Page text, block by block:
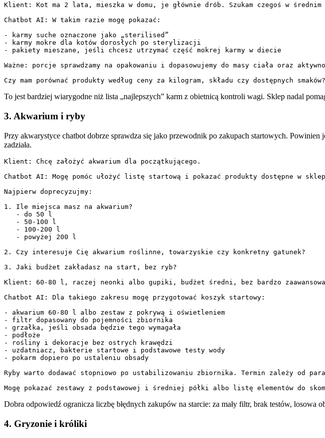
Klient: Kot ma 2 lata, mieszka w domu, je głównie drób. Szukam czegoś w średnim
Chatbot AI: W takim razie mogę pokazać:
- karmy suche oznaczone jako „sterilised”
- karmy mokre dla kotów dorosłych po sterylizacji
- pakiety mieszane, jeśli chcesz utrzymać część mokrej karmy w diecie
Ważne: porcje sprawdzamy na opakowaniu i dopasowujemy do masy ciała oraz
Czy mam porównać produkty według ceny za kilogram, składu czy dostępnych smaków?
To jest bardziej wiarygodne niż lista „najlepszych” karm z obietnicą kontroli wagi. Sklep nadal
3. Akwarium i ryby
Przy akwarystyce chatbot dobrze sprawdza się jako przewodnik po zakupach startowych.
zadziała.
Klient: Chcę założyć akwarium dla początkującego.
Chatbot AI: Mogę pomóc ułożyć listę startową i pokazać produkty dostępne w
Najpierw doprecyzujmy:
1. Ile miejsca masz na akwarium?
   - do 50 l
   - 50-100 l
   - 100-200 l
   - powyżej 200 l
2. Czy interesuje Cię akwarium roślinne, towarzyskie czy konkretny gatunek?
3. Jaki budżet zakładasz na start, bez ryb?
Klient: 60-80 l, raczej neonki albo gupiki, budżet średni, bez bardzo
Chatbot AI: Dla takiego zakresu mogę przygotować koszyk startowy:
- akwarium 60-80 l albo zestaw z pokrywą i oświetleniem
- filtr dopasowany do pojemności zbiornika
- grzałka, jeśli obsada będzie tego wymagała
- podłoże
- rośliny i dekoracje bez ostrych krawędzi
- uzdatniacz, bakterie startowe i podstawowe testy wody
- pokarm dopiero po ustaleniu obsady
Ryby warto dodawać stopniowo po ustabilizowaniu zbiornika. Termin zależy od
Mogę pokazać zestawy z podstawowej i średniej półki albo listę elementów do
Dobra odpowiedź ogranicza liczbę błędnych zakupów na starcie: za mały filtr, brak testów, losowa
4. Gryzonie i króliki